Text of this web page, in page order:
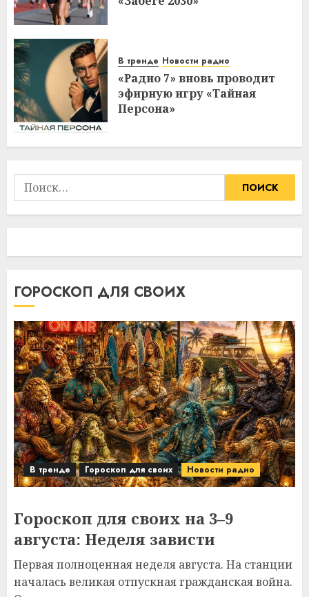
В тренде Новости радио
«Радио 7» вновь проводит
эфирную игру «Тайная
Персона»
Найти:
ГОРОСКОП ДЛЯ СВОИХ
В тренде Гороскоп для своих Новости радио
Гороскоп для своих на 3–9
августа: Неделя зависти
Первая полноценная неделя августа. На станции
началась великая отпускная гражданская война.